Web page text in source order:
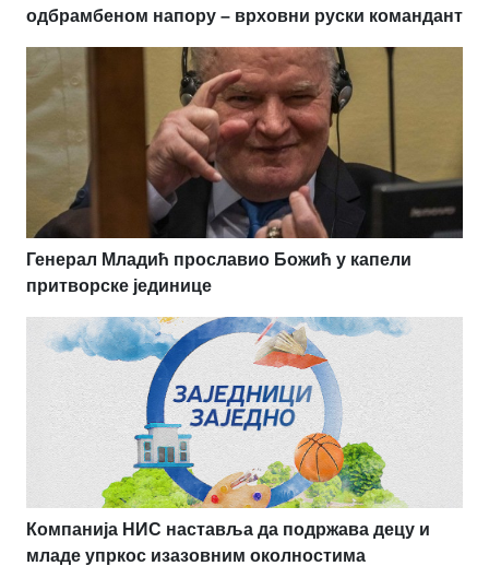
одбрамбеном напору – врховни руски командант
Генерал Младић прославио Божић у капели
притворске јединице
Компанија НИС наставља да подржава децу и
младе упркос изазовним околностима